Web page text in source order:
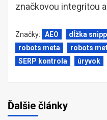
značkovou integritou
Značky: AEO dĺžka
robots meta
robots
SERP kontrola
úryvok
Ďalšie články